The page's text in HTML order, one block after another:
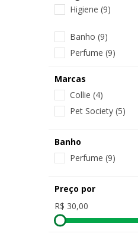
Higiene (9)
Banho (9)
Perfume (9)
Marcas
Collie (4)
Pet Society (5)
Banho
Perfume (9)
Preço por